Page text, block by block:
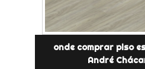
onde comprar piso
André